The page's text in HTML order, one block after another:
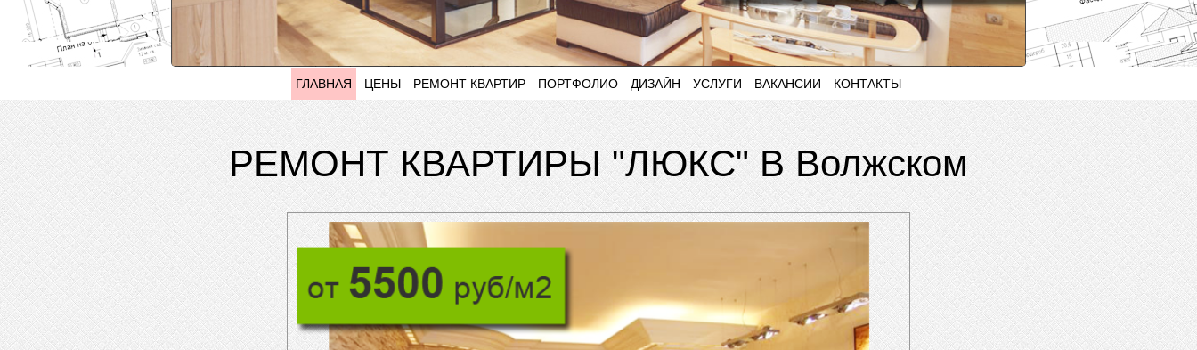
ГЛАВНАЯ ЦЕНЫ РЕМОНТ КВАРТИР ПОРТФОЛИО ДИЗАЙН УСЛУГИ ВАКАНСИИ КОНТАКТЫ
РЕМОНТ КВАРТИРЫ "ЛЮКС" В Волжском